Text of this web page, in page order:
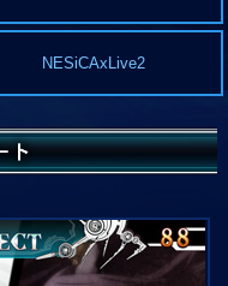
NESiCAxLive2